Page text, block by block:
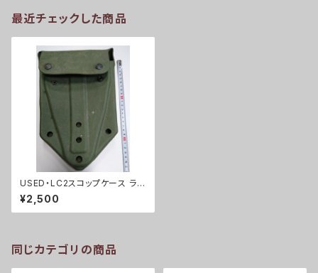
最近チェックした商品
USED・LC2スコップケース ラバ
ータイプ(A0040)
¥2,500
同じカテゴリの商品